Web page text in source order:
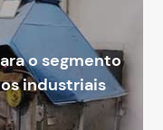
o segmento
industriais